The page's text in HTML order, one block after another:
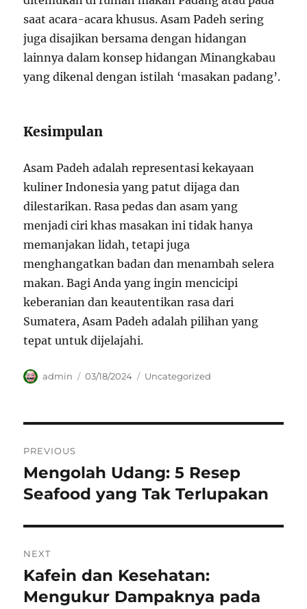
saat acara-acara khusus. Asam Padeh sering
juga disajikan bersama dengan hidangan
lainnya dalam konsep hidangan Minangkabau
yang dikenal dengan istilah ‘masakan padang’.
Kesimpulan
Asam Padeh adalah representasi kekayaan
kuliner Indonesia yang patut dijaga dan
dilestarikan. Rasa pedas dan asam yang
menjadi ciri khas masakan ini tidak hanya
memanjakan lidah, tetapi juga
menghangatkan badan dan menambah selera
makan. Bagi Anda yang ingin mencicipi
keberanian dan keautentikan rasa dari
Sumatera, Asam Padeh adalah pilihan yang
tepat untuk dijelajahi.
Author
admin
Posted
03/18/2024 Categories
Uncategorized
pos
PREVIOUS
Previous
post:
Mengolah Udang: 5 Resep
Seafood yang Tak Terlupakan
NEXT
Next
post:
Kafein dan Kesehatan:
Mengukur Dampaknya pada